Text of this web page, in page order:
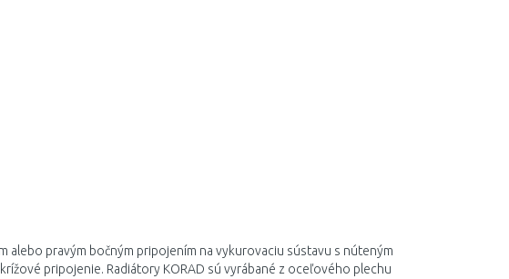
alebo pravým bočným pripojením na vykurovaciu sústavu s núteným
pripojenie. Radiátory KORAD sú vyrábané z oceľového plechu